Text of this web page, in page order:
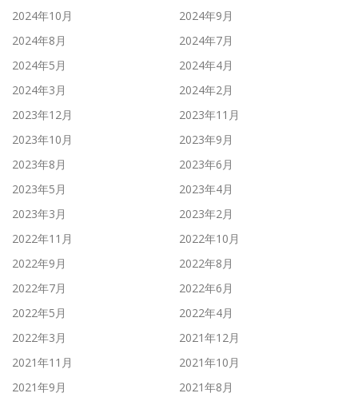
2024年10月
2024年9月
2024年8月
2024年7月
2024年5月
2024年4月
2024年3月
2024年2月
2023年12月
2023年11月
2023年10月
2023年9月
2023年8月
2023年6月
2023年5月
2023年4月
2023年3月
2023年2月
2022年11月
2022年10月
2022年9月
2022年8月
2022年7月
2022年6月
2022年5月
2022年4月
2022年3月
2021年12月
2021年11月
2021年10月
2021年9月
2021年8月